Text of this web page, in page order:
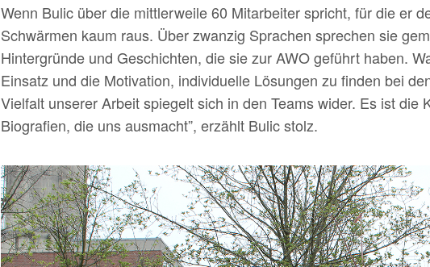
Wenn Bulic über die mittlerweile 60 Mitarbeiter spricht, für die er
Schwärmen kaum raus. Über zwanzig Sprachen sprechen sie
Hintergründe und Geschichten, die sie zur AWO geführt haben.
Einsatz und die Motivation, individuelle Lösungen zu finden bei
Vielfalt unserer Arbeit spiegelt sich in den Teams wider. Es ist die
Biografien, die uns ausmacht”, erzählt Bulic stolz.